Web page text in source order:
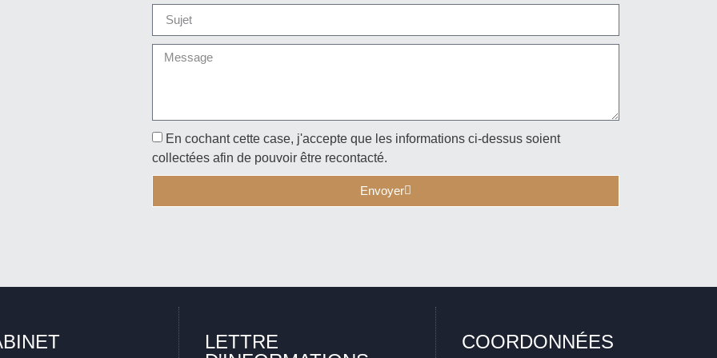
En cochant cette case, j'accepte que les informations ci-dessus soient
collectées afin de pouvoir être recontacté.
Envoyer
LETTRE
COORDONNÉES